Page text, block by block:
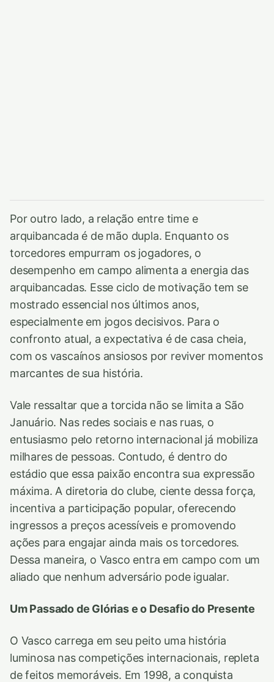
Por outro lado, a relação entre time e
arquibancada é de mão dupla. Enquanto os
torcedores empurram os jogadores, o
desempenho em campo alimenta a energia das
arquibancadas. Esse ciclo de motivação tem se
mostrado essencial nos últimos anos,
especialmente em jogos decisivos. Para o
confronto atual, a expectativa é de casa cheia,
com os vascaínos ansiosos por reviver momentos
marcantes de sua história.
Vale ressaltar que a torcida não se limita a São
Januário. Nas redes sociais e nas ruas, o
entusiasmo pelo retorno internacional já mobiliza
milhares de pessoas. Contudo, é dentro do
estádio que essa paixão encontra sua expressão
máxima. A diretoria do clube, ciente dessa força,
incentiva a participação popular, oferecendo
ingressos a preços acessíveis e promovendo
ações para engajar ainda mais os torcedores.
Dessa maneira, o Vasco entra em campo com um
aliado que nenhum adversário pode igualar.
Um Passado de Glórias e o Desafio do Presente
O Vasco carrega em seu peito uma história
luminosa nas competições internacionais, repleta
de feitos memoráveis. Em 1998, a conquista